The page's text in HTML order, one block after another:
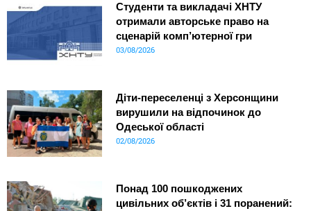
Студенти та викладачі ХНТУ
отримали авторське право на
сценарій комп’ютерної гри
03/08/2026
Діти-переселенці з Херсонщини
вирушили на відпочинок до
Одеської області
02/08/2026
Понад 100 пошкоджених
цивільних об’єктів і 31 поранений: